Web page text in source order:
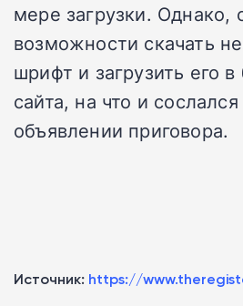
мере загрузки. Однако,
возможности скачать
шрифт и загрузить его
сайта, на что и
объявлении приговора.
Источник: https://